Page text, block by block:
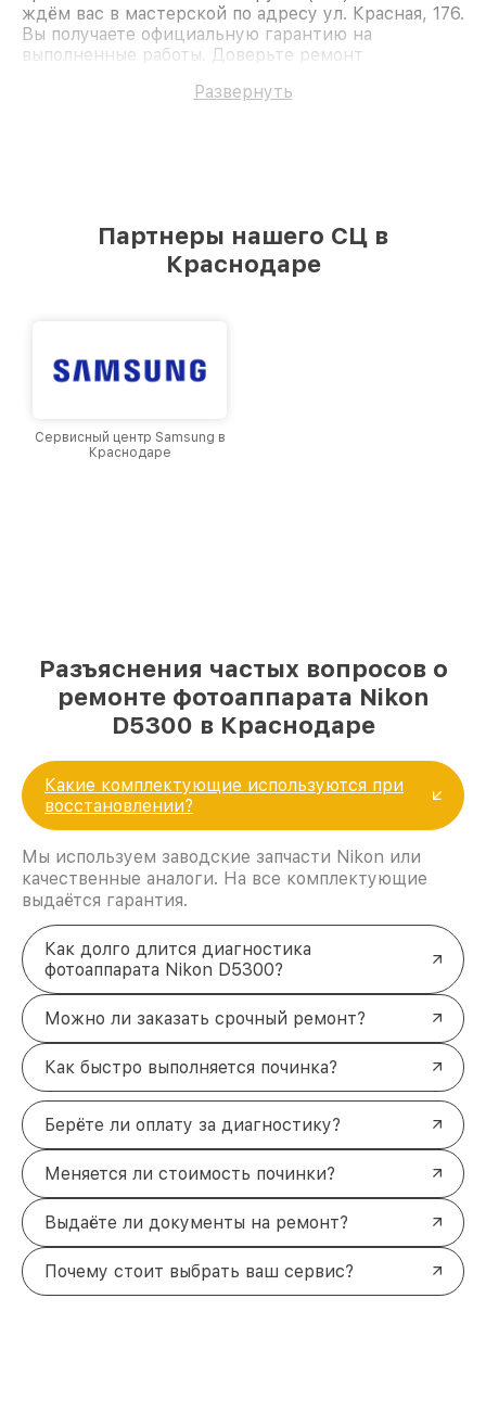
ждём вас в мастерской по адресу ул. Красная, 176.
Вы получаете официальную гарантию на
выполненные работы. Доверьте ремонт
Развернуть
Партнеры нашего СЦ в
Краснодаре
Сервисный центр Samsung в
Краснодаре
Разъяснения частых вопросов о
ремонте фотоаппарата Nikon
D5300 в Краснодаре
Какие комплектующие используются при
восстановлении?
Мы используем заводские запчасти Nikon или
качественные аналоги. На все комплектующие
выдаётся гарантия.
Как долго длится диагностика
фотоаппарата Nikon D5300?
Можно ли заказать срочный ремонт?
Как быстро выполняется починка?
Берёте ли оплату за диагностику?
Меняется ли стоимость починки?
Выдаёте ли документы на ремонт?
Почему стоит выбрать ваш сервис?